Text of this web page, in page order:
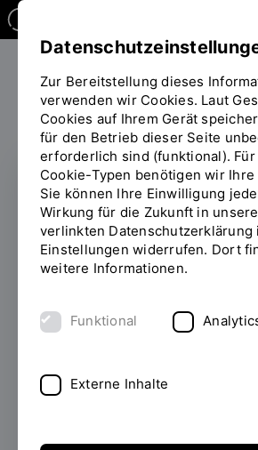
Sie
befinden
sich
auf
der
Seite
"Im
Studium"
Studieren Im Studium
Studieren an der
Regensburg
ganz alleine. Bei allem anderen
Ihnen! Auf dieser Seite haben wir
Formalitäten für Sie versammelt.
Zur Bereitstellung dieses
verwenden wir Cookies. Laut
Cookies auf Ihrem Gerät
für den Betrieb dieser Seite
erforderlich sind (funktional). Für
Cookie-Typen benötigen wir
Sie können Ihre Einwilligung
Wirkung für die Zukunft in
verlinkten Datenschutzerklärung
Einstellungen widerrufen. Dort
weitere Informationen.
Funktional
Externe Inhalte